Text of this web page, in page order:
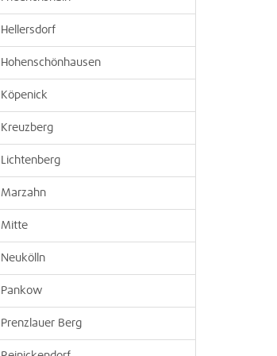
Hellersdorf
Hohenschönhausen
Köpenick
Kreuzberg
Lichtenberg
Marzahn
Mitte
Neukölln
Pankow
Prenzlauer Berg